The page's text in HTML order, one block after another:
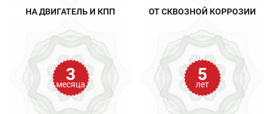
НА ДВИГАТЕЛЬ И КПП ОТ СКВОЗНОЙ КОРРОЗИИ
3
месяца 5
лет